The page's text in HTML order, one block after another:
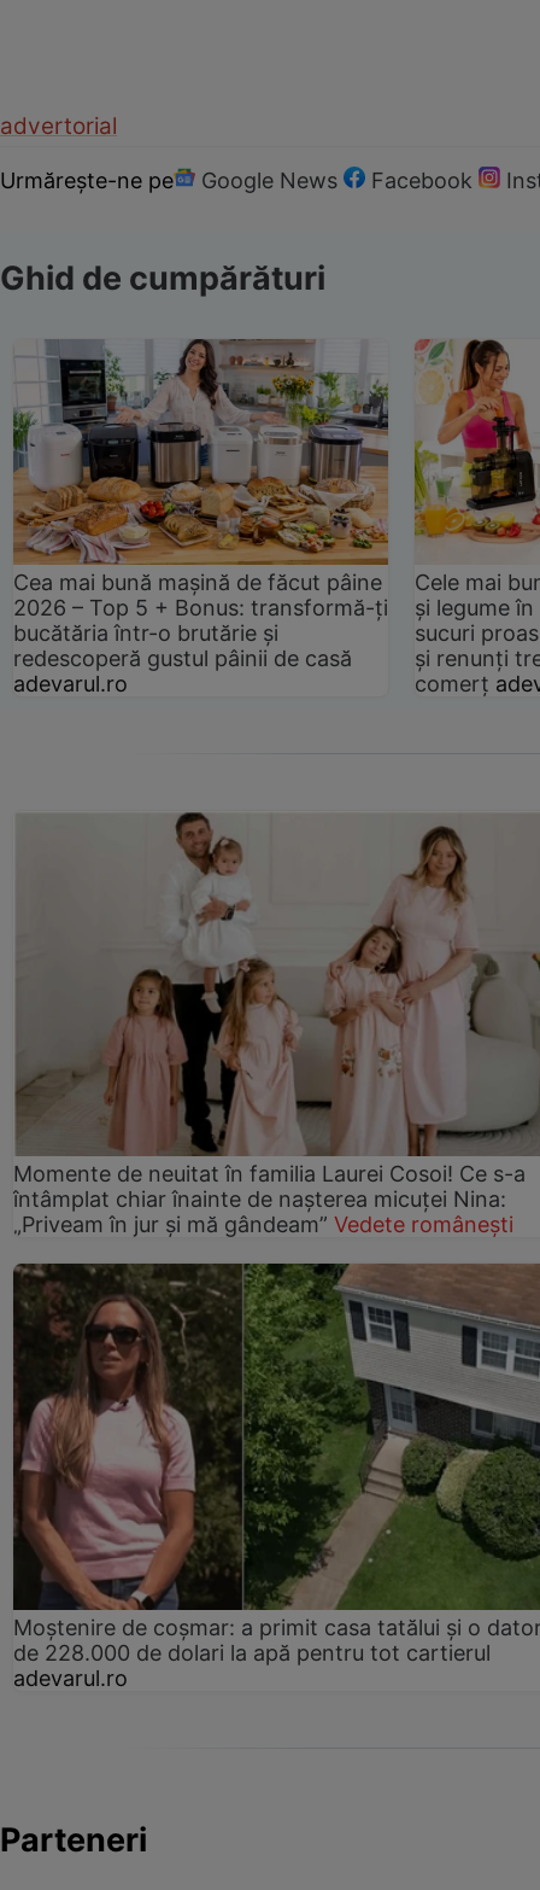
advertorial
Urmărește-ne pe Google News Facebook
Ghid de cumpărături
Cea mai bună mașină de făcut pâine
2026 – Top 5 + Bonus: transformă-ți
bucătăria într-o brutărie și
redescoperă gustul pâinii de casă
adevarul.ro
Cele mai
și legume
sucuri
și renunți
comerț
Momente de neuitat în familia Laurei Cosoi! Ce s-a
întâmplat chiar înainte de nașterea micuței Nina:
„Priveam în jur și mă gândeam” Vedete românești
Moștenire de coșmar: a primit casa tatălui și o
de 228.000 de dolari la apă pentru tot cartierul
adevarul.ro
Parteneri